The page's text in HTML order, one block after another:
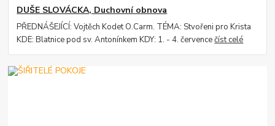
DUŠE SLOVÁCKA, Duchovní obnova
PŘEDNÁŠEJÍCÍ: Vojtěch Kodet O.Carm. TÉMA: Stvořeni pro Krista
KDE: Blatnice pod sv. Antonínkem KDY: 1. - 4. červencečíst celé